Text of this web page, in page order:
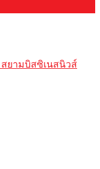
สยามบิสซิเนสนิวส์